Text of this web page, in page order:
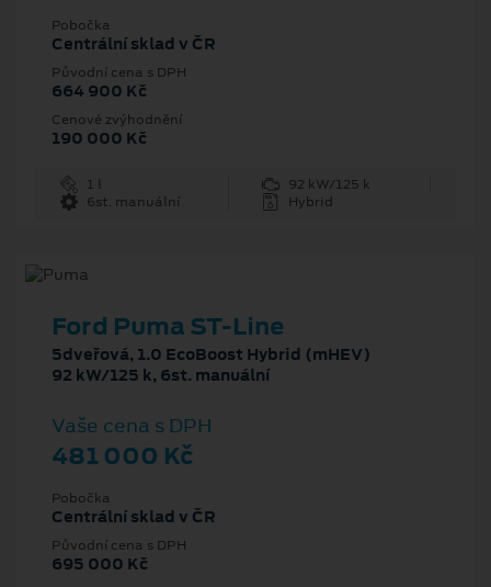
Pobočka
Centrální sklad v ČR
Původní cena s DPH
664 900 Kč
Cenové zvýhodnění
190 000 Kč
1 l
92 kW/125 k
6st. manuální
Hybrid
Ford Puma ST-Line
5dveřová, 1.0 EcoBoost Hybrid (mHEV)
92 kW/125 k, 6st. manuální
Vaše cena s DPH
481 000 Kč
Pobočka
Centrální sklad v ČR
Původní cena s DPH
695 000 Kč